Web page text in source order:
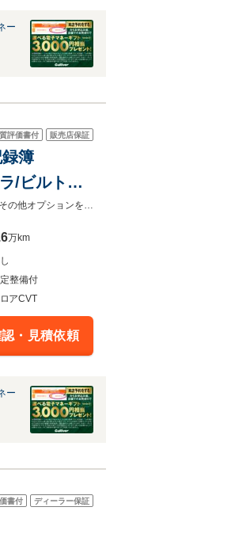
ー
評価書付 販売店保証
簿
/ビルトイ
当店買取車両！ワンオーナー！！禁煙車！！試乗可能！！カーセンサー鑑定済！当店管轄内のお客様は、その他オプションを選ばなければ総額表示価格でご購入いただけます。
万km
整備付
アCVT
・見積依頼
ー
書付 ディーラー保証